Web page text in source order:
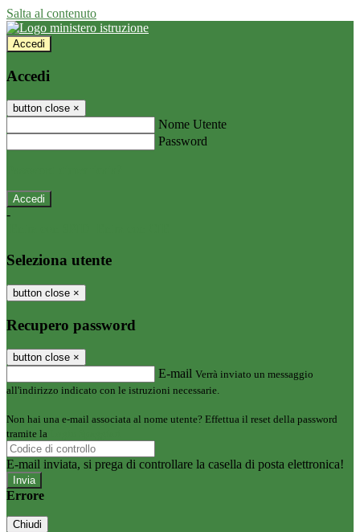
Salta al contenuto
Accedi
Accedi
button close ×
Nome Utente
Password
-
Seleziona utente
button close ×
Recupero password
button close ×
E-mail Verrà inviato un messaggio
all'indirizzo indicato con le istruzioni necessarie.
Non hai una e-mail associata al nome utente? Effettua il reset della password
tramite la
E-mail inviata, si prega di controllare la casella di posta elettronica!
Errore
Chiudi